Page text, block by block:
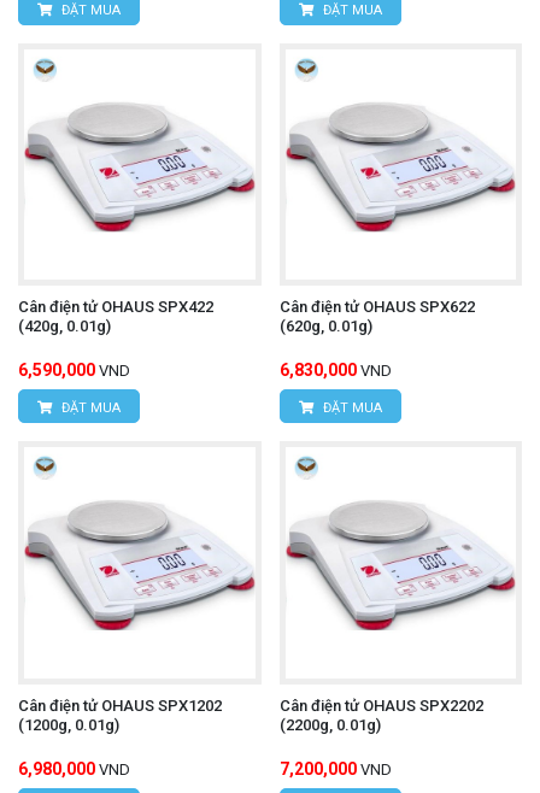
ĐẶT MUA ĐẶT MUA
Cân điện tử OHAUS SPX422
(420g, 0.01g)
6,590,000 VND
ĐẶT MUA
Cân điện tử OHAUS SPX622
(620g, 0.01g)
6,830,000 VND
ĐẶT MUA
Cân điện tử OHAUS SPX1202
(1200g, 0.01g)
6,980,000 VND
Cân điện tử OHAUS SPX2202
(2200g, 0.01g)
7,200,000 VND